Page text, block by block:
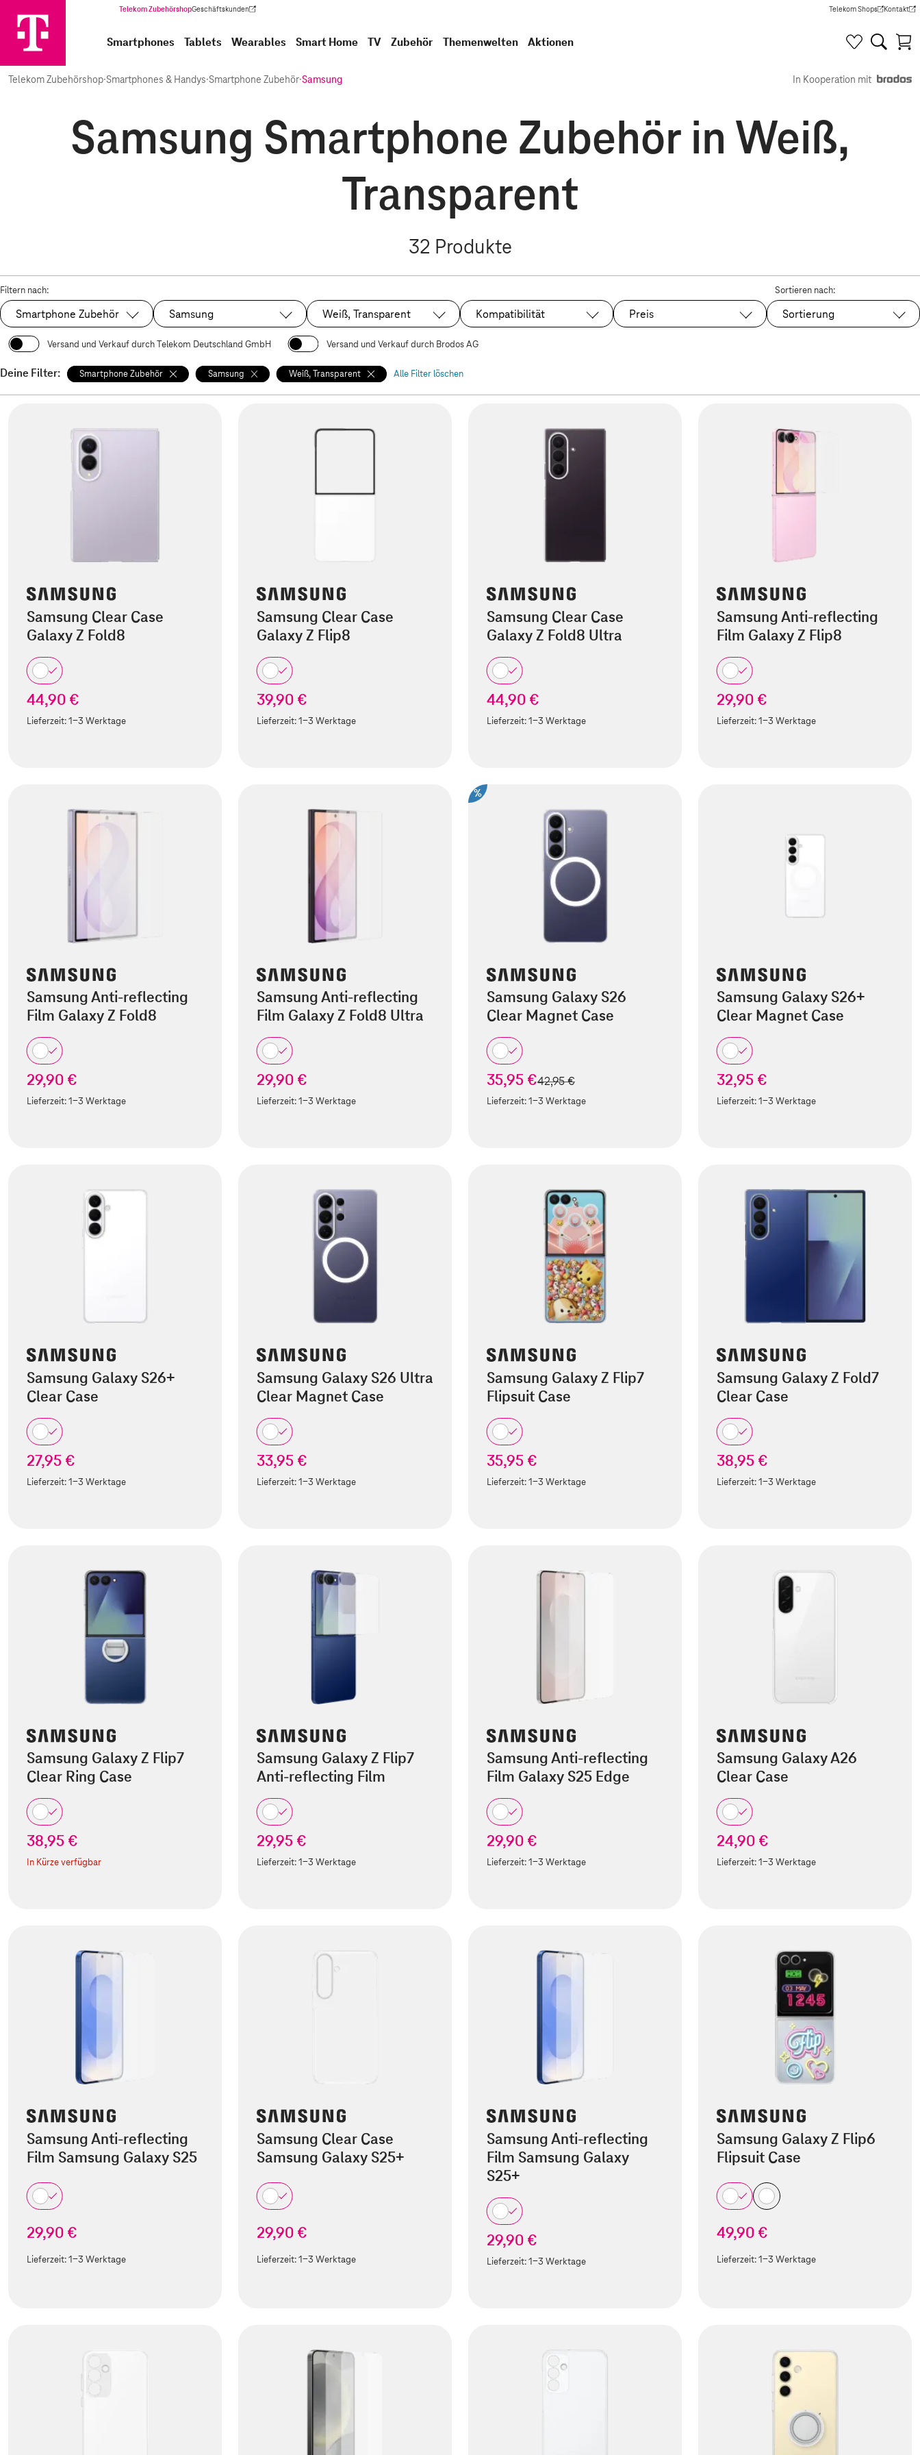
Telekom ZubehörshopGeschäftskunden
(Wird in einem neuen Tab geöffnet) Telekom Shops
(Wird in einem neuen Tab
Kontakt
(Wird in
Smartphones Tablets Wearables Smart Home TV Zubehör Themenwelten Aktionen
Telekom Zubehörshop·Smartphones & Handys·Smartphone Zubehör·Samsung In Kooperation mit
Samsung Smartphone Zubehör in Weiß,
Transparent
32 Produkte
Filtern nach:
Ausgewählt:
Smartphone Zubehör Ausgewählt:
Samsung Ausgewählt:
Weiß, Transparent Kompatibilität Preis
Sortieren nach:
Sortierung
Versand und Verkauf durch Telekom Deutschland GmbH Versand und Verkauf durch Brodos AG
Deine Filter: Smartphone Zubehör Samsung Weiß, Transparent Alle Filter löschen
Samsung Clear Case
Galaxy Z Fold8
44,90 €
Lieferzeit:1-3 Werktage
Samsung Clear Case
Galaxy Z Flip8
39,90 €
Lieferzeit:1-3 Werktage
Samsung Clear Case
Galaxy Z Fold8 Ultra
44,90 €
Lieferzeit:1-3 Werktage
Samsung Anti-reflecting
Film Galaxy Z Flip8
29,90 €
Lieferzeit:1-3 Werktage
Samsung Anti-reflecting
Film Galaxy Z Fold8
29,90 €
Lieferzeit:1-3 Werktage
Samsung Anti-reflecting
Film Galaxy Z Fold8 Ultra
29,90 €
Lieferzeit:1-3 Werktage
%
Samsung Galaxy S26
Clear Magnet Case
35,95 €statt
42,95 €
Lieferzeit:1-3 Werktage
Samsung Galaxy S26+
Clear Magnet Case
32,95 €
Lieferzeit:1-3 Werktage
Samsung Galaxy S26+
Clear Case
27,95 €
Lieferzeit:1-3 Werktage
Samsung Galaxy S26 Ultra
Clear Magnet Case
33,95 €
Lieferzeit:1-3 Werktage
Samsung Galaxy Z Flip7
Flipsuit Case
35,95 €
Lieferzeit:1-3 Werktage
Samsung Galaxy Z Fold7
Clear Case
38,95 €
Lieferzeit:1-3 Werktage
Samsung Galaxy Z Flip7
Clear Ring Case
38,95 €
In Kürze verfügbar
Samsung Galaxy Z Flip7
Anti-reflecting Film
29,95 €
Lieferzeit:1-3 Werktage
Samsung Anti-reflecting
Film Galaxy S25 Edge
29,90 €
Lieferzeit:1-3 Werktage
Samsung Galaxy A26
Clear Case
24,90 €
Lieferzeit:1-3 Werktage
Samsung Anti-reflecting
Film Samsung Galaxy S25
29,90 €
Lieferzeit:1-3 Werktage
Samsung Clear Case
Samsung Galaxy S25+
29,90 €
Lieferzeit:1-3 Werktage
Samsung Anti-reflecting
Film Samsung Galaxy
S25+
29,90 €
Lieferzeit:1-3 Werktage
Samsung Galaxy Z Flip6
Flipsuit Case
49,90 €
Lieferzeit:1-3 Werktage